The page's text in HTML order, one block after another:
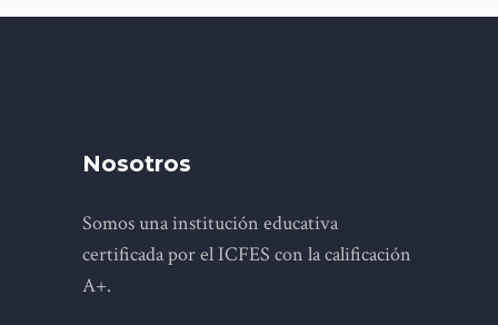
Nosotros
Somos una institución educativa
certificada por el ICFES con la calificación
A+.